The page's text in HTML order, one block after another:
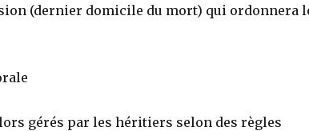
(dernier domicile du mort) qui ordonnera
gérés par les héritiers selon des règles